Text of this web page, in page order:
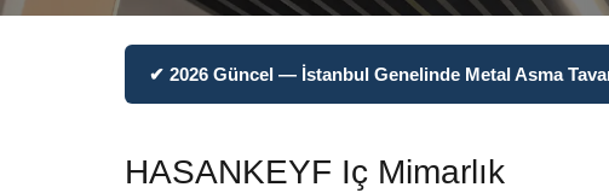
✔ 2026 Güncel — İstanbul Genelinde Metal Asma
HASANKEYF Iç Mimarlık